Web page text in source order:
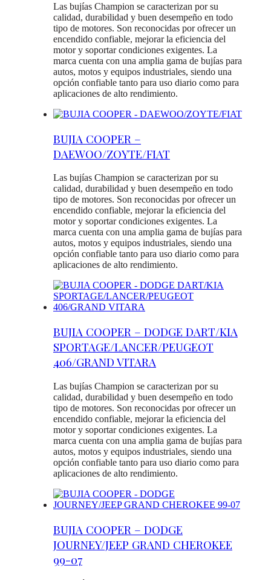
Las bujías Champion se caracterizan por su
calidad, durabilidad y buen desempeño en todo
tipo de motores. Son reconocidas por ofrecer un
encendido confiable, mejorar la eficiencia del
motor y soportar condiciones exigentes. La
marca cuenta con una amplia gama de bujías para
autos, motos y equipos industriales, siendo una
opción confiable tanto para uso diario como para
aplicaciones de alto rendimiento.
BUJIA COOPER –
DAEWOO/ZOYTE/FIAT
Las bujías Champion se caracterizan por su
calidad, durabilidad y buen desempeño en todo
tipo de motores. Son reconocidas por ofrecer un
encendido confiable, mejorar la eficiencia del
motor y soportar condiciones exigentes. La
marca cuenta con una amplia gama de bujías para
autos, motos y equipos industriales, siendo una
opción confiable tanto para uso diario como para
aplicaciones de alto rendimiento.
BUJIA COOPER – DODGE DART/KIA
SPORTAGE/LANCER/PEUGEOT
406/GRAND VITARA
Las bujías Champion se caracterizan por su
calidad, durabilidad y buen desempeño en todo
tipo de motores. Son reconocidas por ofrecer un
encendido confiable, mejorar la eficiencia del
motor y soportar condiciones exigentes. La
marca cuenta con una amplia gama de bujías para
autos, motos y equipos industriales, siendo una
opción confiable tanto para uso diario como para
aplicaciones de alto rendimiento.
BUJIA COOPER – DODGE
JOURNEY/JEEP GRAND CHEROKEE
99-07